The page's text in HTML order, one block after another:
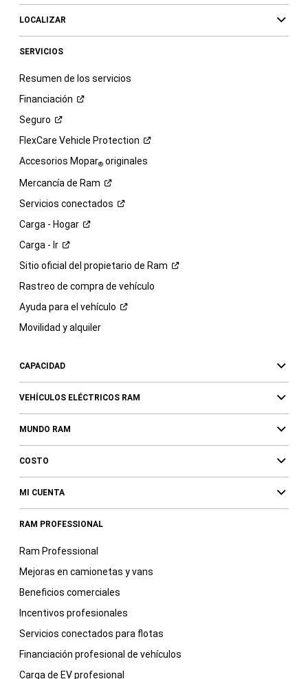
LOCALIZAR
SERVICIOS
Resumen de los servicios
Financiación
Seguro
FlexCare Vehicle Protection
Accesorios Mopar®originales
Mercancía de Ram
Servicios conectados
Carga - Hogar
Carga - Ir
Sitio oficial del propietario de Ram
Rastreo de compra de vehículo
Ayuda para el vehículo
Movilidad y alquiler
CAPACIDAD
VEHÍCULOS ELÉCTRICOS RAM
MUNDO RAM
COSTO
MI CUENTA
RAM PROFESSIONAL
Ram Professional
Mejoras en camionetas y vans
Beneficios comerciales
Incentivos profesionales
Servicios conectados para flotas
Financiación profesional de vehículos
Carga de EV profesional